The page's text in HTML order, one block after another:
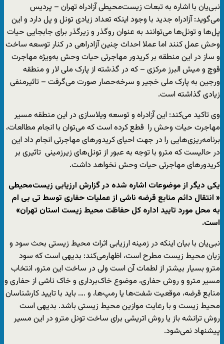
نبی‌یان با اشاره به تبعات زیست‌محیطی آزادراه تهران – پردیس
می‌گوید: آزادراه جدید با وجود اینکه تعداد زیادی تونل و پل دارد و این
پل‌­ها و تونل‌ها می­‌توانند به عنوان روگذر و زیرگذر برای جابجایی حیات
وحش عمل ‌کنند اما عملا احداث چنین آزادراهی در کنار توسعه ساخت
و ساز در این منطقه بر کریدور مهاجرتی حیات وحش به‌ویژه مهاجرت
قوچ و میش البرز مرکزی – که در گذشته از پارک ملی لار و منطقه
ورجین به پارک ملی خجیر و سرخه­‌حصار صورت می­‌گرفت – تاثیرمنفی
زیادی گذاشته است.
وی تاکید می‌کند: این آزادراه و توسعه­ ویلاسازی در این منطقه مسیر
مهاجرت حیات وحش را قطع کرده است که می‌توان با انجام مطالعات،
برنامه‌ریزی‌هایی را در جهت احیای کریدورهای مهاجرتی انجام داد این
در حالیست که مترو با توجه به عبور از تونل­‌های زیرزمینی تاثیری بر
کریدورهای مهاجرتی حیات وحش نخواهد داشت.
یکی دیگر از موضوعات اشاره شده در گزارش ارزیابی زیست‌محیطی
« انتقال دائم منابع قرضه ناشی از عملیات حفاری توسط تی بی ام
به محل مورد تایید اداره کل حفاظت محیط زیست استان تهران»
است.
نبی‌یان با بیان اینکه در زمینه ارزیابی اثرات محیط زیستی بحث سود و
زیان محیط زیست مطرح است، اظهارمی‌کند: بدیهی است که سود
مترو بسیار بیشتر از لطمات آن است ولی در ساخت این مترو، انتخاب
مسیر مترو و روش حفاری، موضوع خاک­‌برداری و خاک ناشی از حفاری و
منابع قرضه، موقعیت شفت­‌ها یا رمپ­‌ها، و …. باید با تایید کارشناسان
محیط زیست و با رعایت موازین محیط زیستی باشد. بدیهی است
روش ترانشه باز یا روش اتریشی برای ساخت تونل مترو در این مسیر
پیشنهاد نمی­‌شود.